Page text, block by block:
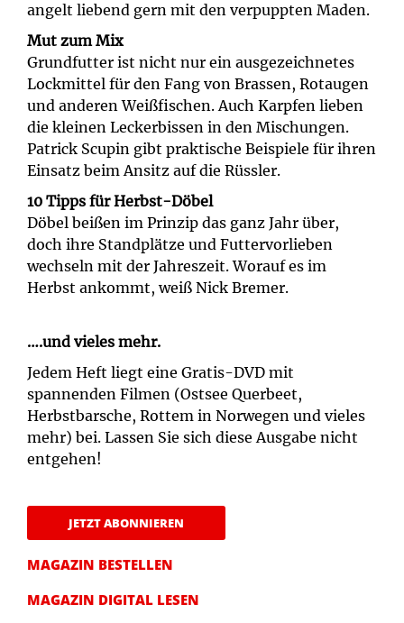
angelt liebend gern mit den verpuppten Maden.
Mut zum Mix
Grundfutter ist nicht nur ein ausgezeichnetes
Lockmittel für den Fang von Brassen, Rotaugen
und anderen Weißfischen. Auch Karpfen lieben
die kleinen Leckerbissen in den Mischungen.
Patrick Scupin gibt praktische Beispiele für ihren
Einsatz beim Ansitz auf die Rüssler.
10 Tipps für Herbst-Döbel
Döbel beißen im Prinzip das ganz Jahr über,
doch ihre Standplätze und Futtervorlieben
wechseln mit der Jahreszeit. Worauf es im
Herbst ankommt, weiß Nick Bremer.
….und vieles mehr.
Jedem Heft liegt eine Gratis-DVD mit
spannenden Filmen (Ostsee Querbeet,
Herbstbarsche, Rottem in Norwegen und vieles
mehr) bei. Lassen Sie sich diese Ausgabe nicht
entgehen!
JETZT ABONNIEREN
MAGAZIN BESTELLEN
MAGAZIN DIGITAL LESEN